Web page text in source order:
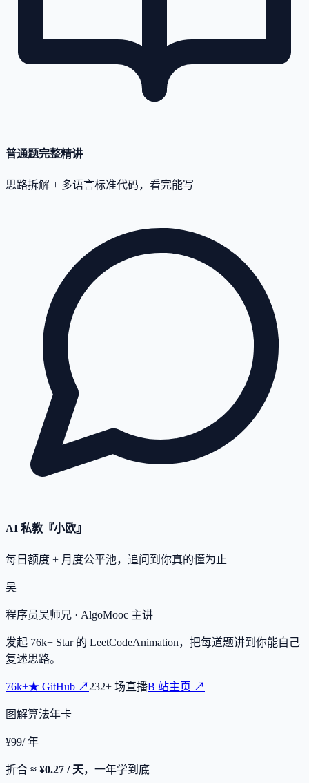
普通题完整精讲
思路拆解 + 多语言标准代码，看完能写
AI 私教『小欧』
每日额度 + 月度公平池，追问到你真的懂为止
吴
程序员吴师兄 · AlgoMooc 主讲
发起 76k+ Star 的 LeetCodeAnimation，把每道题讲到你能自己
复述思路。
76k+★ GitHub ↗232+ 场直播B 站主页 ↗
图解算法年卡
¥99/ 年
折合 ≈ ¥0.27 / 天，一年学到底